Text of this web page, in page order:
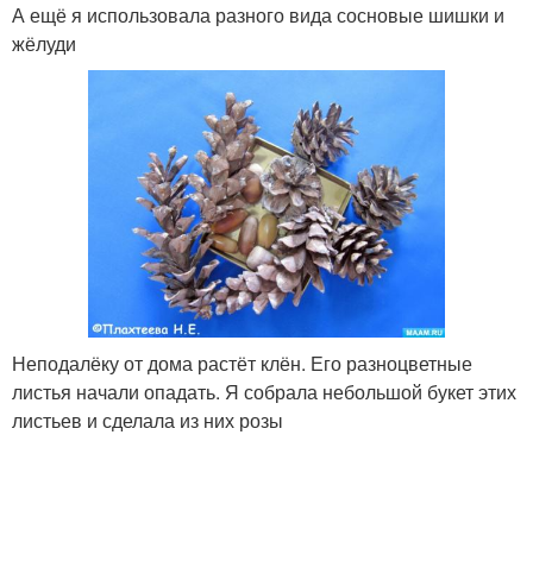
А ещё я использовала разного вида сосновые шишки и
жёлуди
Неподалёку от дома растёт клён. Его разноцветные
листья начали опадать. Я собрала небольшой букет этих
листьев и сделала из них розы